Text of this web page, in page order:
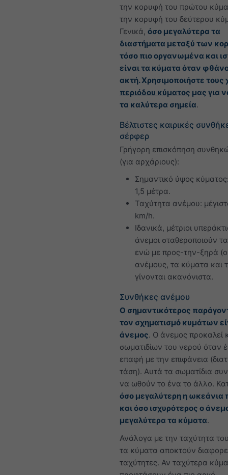
την κορυφή του πρώτου
την κορυφή του δεύτερου
Γενικά, όσο μεγαλύτερα τα
διαστήματα μεταξύ των
τόσο πιο οργανωμένα και
είναι τα κύματα όταν
ακτή. Χρησιμοποιήστε τους
περιόδου κύματος μας για
τα καλύτερα σημεία.
Βέλτιστες καιρικές
σέρφερ
Γρήγορη επισκόπηση
(για αρχάριους):
Σημαντικό ύψος
1,5 μέτρα.
Ταχύτητα ανέμου:
km/h.
Ιδανικά, μέτριοι
άνεμοι σταθεροποιούν
ενώ με προς-την-ξηρά
ανέμους, τα κύματα και
γίνονται ακανόνιστα.
Συνθήκες ανέμου
Ο σημαντικότερος
τον σχηματισμό κυμάτων
άνεμος. Ο άνεμος προκαλεί
σωματιδίων του νερού όταν
επαφή με την επιφάνεια
τάση). Αυτά τα σωματίδια
να ωθούν το ένα το άλλο.
όσο μεγαλύτερη η ωκεάνια
και όσο ισχυρότερος ο
μεγαλύτερα τα κύματα.
Ανάλογα με την ταχύτητα
τα κύματα αποκτούν
ταχύτητες. Αν ταχύτερα